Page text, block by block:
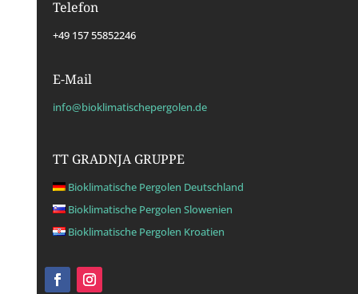
Telefon
+49 157 55852246
E-Mail
info@bioklimatischepergolen.de
TT GRADNJA GRUPPE
Bioklimatische Pergolen Deutschland
Bioklimatische Pergolen Slowenien
Bioklimatische Pergolen Kroatien